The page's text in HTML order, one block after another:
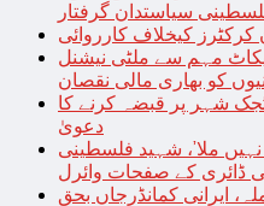
سیاستدان گرفتار
مہم سے ملٹی نیشنل
کو بھاری مالی نقصان
شہر پر قبضہ کرنے کا
دعویٰ
ملا’، شہید فلسطینی
ڈائری کے صفحات وائرل
ایرانی کمانڈرجاں بحق